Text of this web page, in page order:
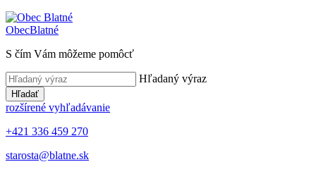
ObecBlatné
S čím Vám môžeme pomôcť
Hľadaný výraz
Hľadať
rozšírené vyhľadávanie
+421 336 459 270
starosta@blatne.sk